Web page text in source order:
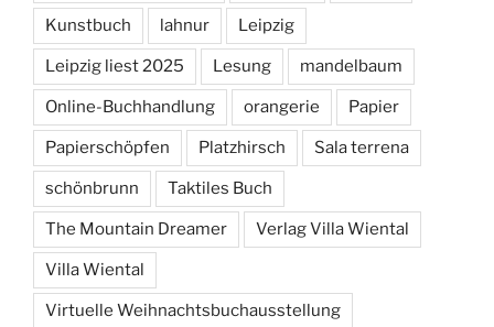
Kunstbuch lahnur Leipzig
Leipzig liest 2025 Lesung mandelbaum
Online-Buchhandlung orangerie Papier
Papierschöpfen Platzhirsch Sala terrena
schönbrunn Taktiles Buch
The Mountain Dreamer Verlag Villa Wiental
Villa Wiental
Virtuelle Weihnachtsbuchausstellung